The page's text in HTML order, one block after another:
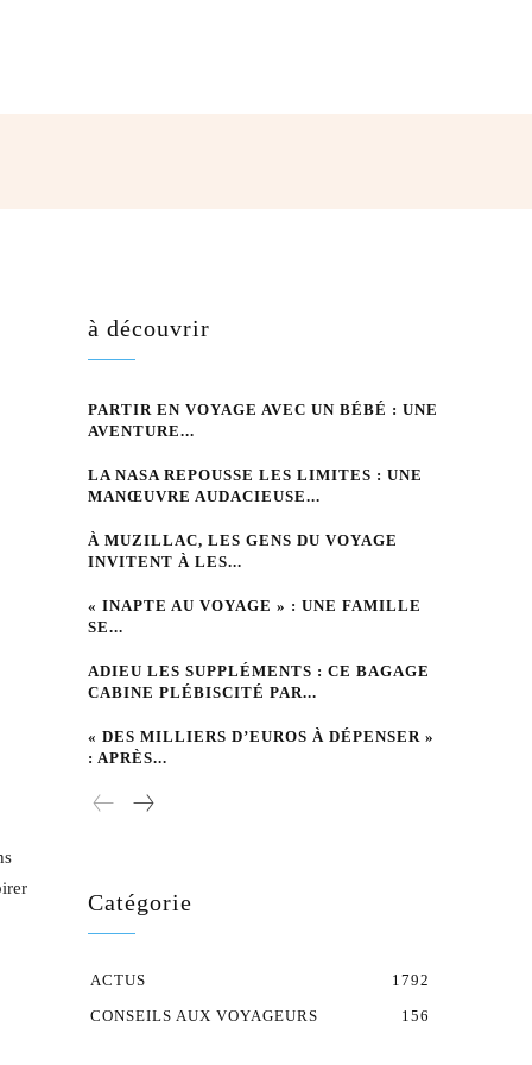
à découvrir
PARTIR EN VOYAGE AVEC UN BÉBÉ : UNE
AVENTURE...
LA NASA REPOUSSE LES LIMITES : UNE
MANŒUVRE AUDACIEUSE...
À MUZILLAC, LES GENS DU VOYAGE
INVITENT À LES...
« INAPTE AU VOYAGE » : UNE FAMILLE
SE...
ADIEU LES SUPPLÉMENTS : CE BAGAGE
CABINE PLÉBISCITÉ PAR...
« DES MILLIERS D’EUROS À DÉPENSER »
: APRÈS...
Catégorie
ACTUS
1792
CONSEILS AUX VOYAGEURS
156